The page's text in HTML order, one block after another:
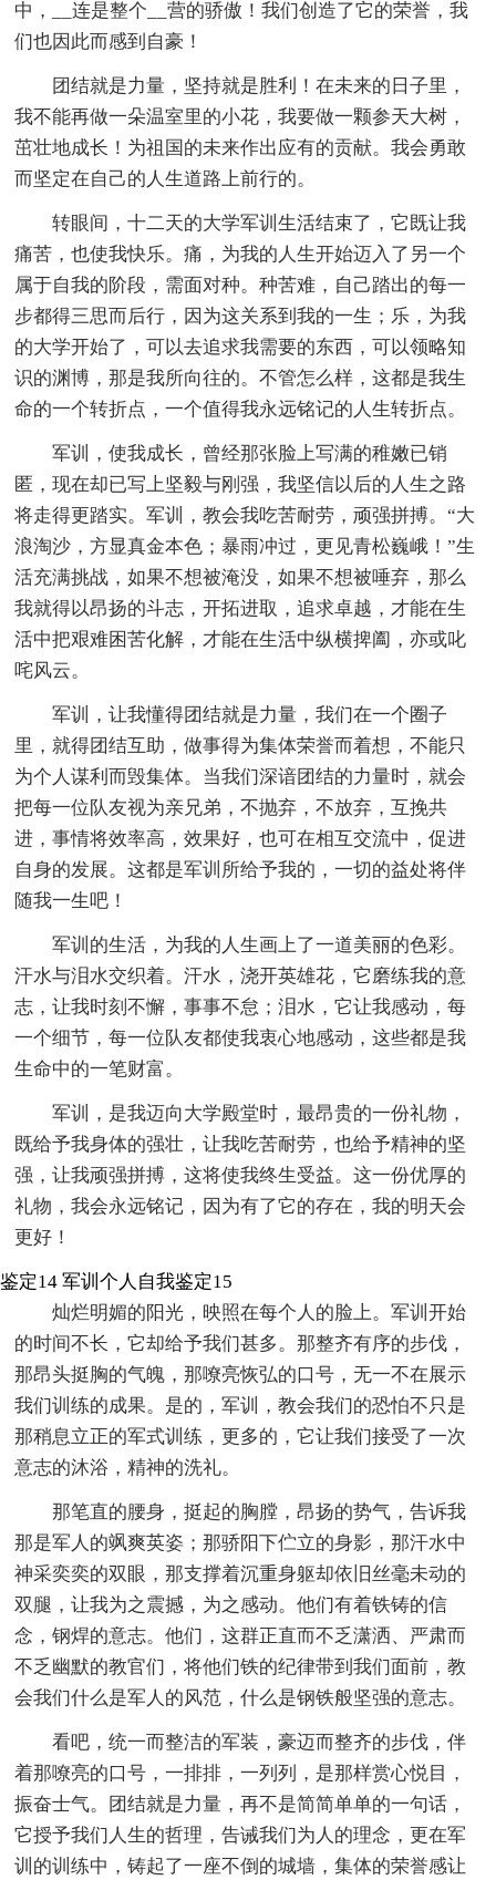
中，__连是整个__营的骄傲！我们创造了它的荣誉，我
们也因此而感到自豪！
团结就是力量，坚持就是胜利！在未来的日子里，
我不能再做一朵温室里的小花，我要做一颗参天大树，
茁壮地成长！为祖国的未来作出应有的贡献。我会勇敢
而坚定在自己的人生道路上前行的。
转眼间，十二天的大学军训生活结束了，它既让我
痛苦，也使我快乐。痛，为我的人生开始迈入了另一个
属于自我的阶段，需面对种。种苦难，自己踏出的每一
步都得三思而后行，因为这关系到我的一生；乐，为我
的大学开始了，可以去追求我需要的东西，可以领略知
识的渊博，那是我所向往的。不管怎么样，这都是我生
命的一个转折点，一个值得我永远铭记的人生转折点。
军训，使我成长，曾经那张脸上写满的稚嫩已销
匿，现在却已写上坚毅与刚强，我坚信以后的人生之路
将走得更踏实。军训，教会我吃苦耐劳，顽强拼搏。“大
浪淘沙，方显真金本色；暴雨冲过，更见青松巍峨！”生
活充满挑战，如果不想被淹没，如果不想被唾弃，那么
我就得以昂扬的斗志，开拓进取，追求卓越，才能在生
活中把艰难困苦化解，才能在生活中纵横捭阖，亦或叱
咤风云。
军训，让我懂得团结就是力量，我们在一个圈子
里，就得团结互助，做事得为集体荣誉而着想，不能只
为个人谋利而毁集体。当我们深谙团结的力量时，就会
把每一位队友视为亲兄弟，不抛弃，不放弃，互挽共
进，事情将效率高，效果好，也可在相互交流中，促进
自身的发展。这都是军训所给予我的，一切的益处将伴
随我一生吧！
军训的生活，为我的人生画上了一道美丽的色彩。
汗水与泪水交织着。汗水，浇开英雄花，它磨练我的意
志，让我时刻不懈，事事不怠；泪水，它让我感动，每
一个细节，每一位队友都使我衷心地感动，这些都是我
生命中的一笔财富。
军训，是我迈向大学殿堂时，最昂贵的一份礼物，
既给予我身体的强壮，让我吃苦耐劳，也给予精神的坚
强，让我顽强拼搏，这将使我终生受益。这一份优厚的
礼物，我会永远铭记，因为有了它的存在，我的明天会
更好！
鉴定14
灿烂明媚的阳光，映照在每个人的脸上。军训开始
的时间不长，它却给予我们甚多。那整齐有序的步伐，
那昂头挺胸的气魄，那嘹亮恢弘的口号，无一不在展示
我们训练的成果。是的，军训，教会我们的恐怕不只是
那稍息立正的军式训练，更多的，它让我们接受了一次
意志的沐浴，精神的洗礼。
那笔直的腰身，挺起的胸膛，昂扬的势气，告诉我
那是军人的飒爽英姿；那骄阳下伫立的身影，那汗水中
神采奕奕的双眼，那支撑着沉重身躯却依旧丝毫未动的
双腿，让我为之震撼，为之感动。他们有着铁铸的信
念，钢焊的意志。他们，这群正直而不乏潇洒、严肃而
不乏幽默的教官们，将他们铁的纪律带到我们面前，教
会我们什么是军人的风范，什么是钢铁般坚强的意志。
看吧，统一而整洁的军装，豪迈而整齐的步伐，伴
着那嘹亮的口号，一排排，一列列，是那样赏心悦目，
振奋士气。团结就是力量，再不是简简单单的一句话，
它授予我们人生的哲理，告诫我们为人的理念，更在军
训的训练中，铸起了一座不倒的城墙，集体的荣誉感让
军训个人自我鉴定15